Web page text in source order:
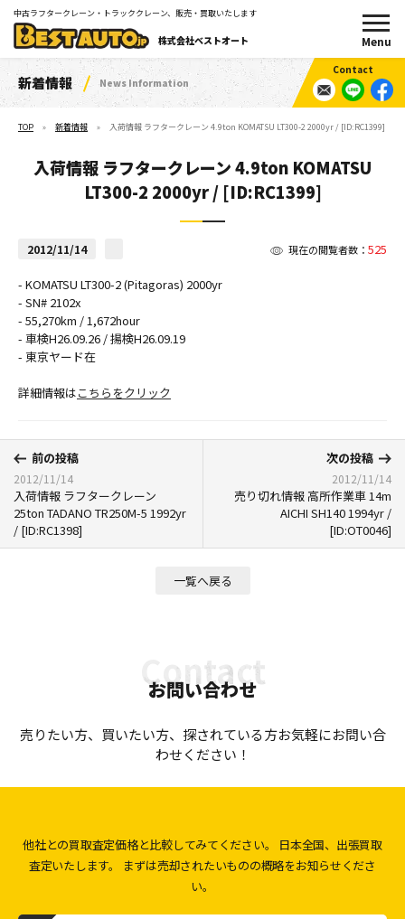
中古ラフタークレーン・トラッククレーン、販売・買取いたします
株式会社ベストオート
新着情報 News Information
TOP 新着情報 入荷情報 ラフタークレーン 4.9ton KOMATSU LT300-2 2000yr / [ID:RC1399]
入荷情報 ラフタークレーン 4.9ton KOMATSU
LT300-2 2000yr / [ID:RC1399]
現在の閲覧者数： 525
2012/11/14
- KOMATSU LT300-2 (Pitagoras) 2000yr
- SN# 2102x
- 55,270km / 1,672hour
- 車検H26.09.26 / 揚検H26.09.19
- 東京ヤード在
詳細情報はこちらをクリック
前の投稿
2012/11/14
入荷情報 ラフタークレーン
25ton TADANO TR250M-5 1992yr
/ [ID:RC1398]
次の投稿
2012/11/14
売り切れ情報 高所作業車 14m
AICHI SH140 1994yr /
[ID:OT0046]
一覧へ戻る
お問い合わせ
売りたい方、買いたい方、探されている方お気軽にお問い合
わせください！
他社との買取査定価格と比較してみてください。
日本全国、出張買取
査定いたします。
まずは売却されたいものの概略をお知らせくださ
い。